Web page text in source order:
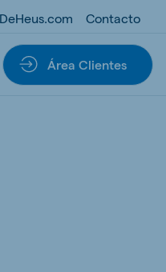
DeHeus.com Contacto
Área Clientes